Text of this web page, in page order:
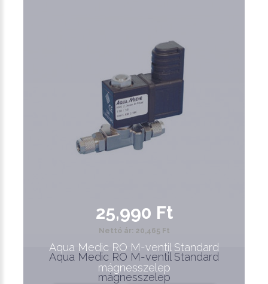
Aqua Medic RO M-ventil Standard
mágnesszelep
25,990 Ft
Nettó ár: 20,465 Ft
Aqua Medic RO M-ventil Standard
mágnesszelep